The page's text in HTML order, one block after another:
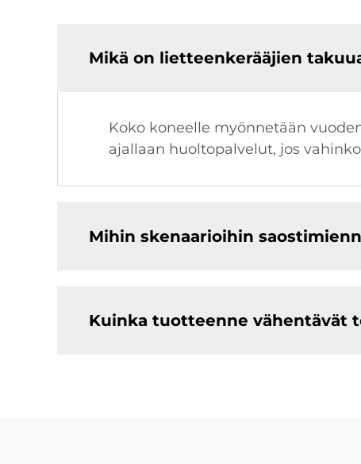
Mikä on lietteenkerääjien
Koko koneelle myönnetään
ajallaan huoltopalvelut, jos
Mihin skenaarioihin
Kuinka tuotteenne vähentävät